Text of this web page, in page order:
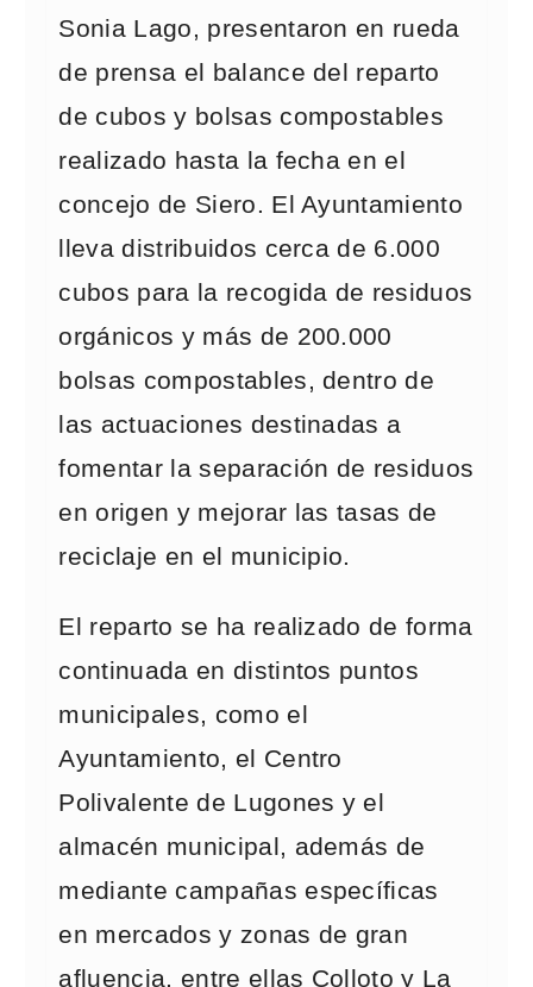
Sonia Lago, presentaron en rueda
de prensa el balance del reparto
de cubos y bolsas compostables
realizado hasta la fecha en el
concejo de Siero. El Ayuntamiento
lleva distribuidos cerca de 6.000
cubos para la recogida de residuos
orgánicos y más de 200.000
bolsas compostables, dentro de
las actuaciones destinadas a
fomentar la separación de residuos
en origen y mejorar las tasas de
reciclaje en el municipio.
El reparto se ha realizado de forma
continuada en distintos puntos
municipales, como el
Ayuntamiento, el Centro
Polivalente de Lugones y el
almacén municipal, además de
mediante campañas específicas
en mercados y zonas de gran
afluencia, entre ellas Colloto y La